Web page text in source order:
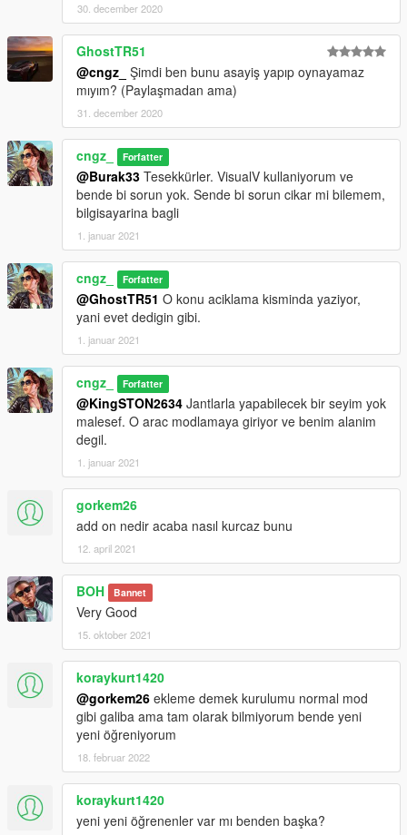
30. december 2020
GhostTR51
@cngz_ Şimdi ben bunu asayiş yapıp oynayamaz
mıyım? (Paylaşmadan ama)
31. december 2020
cngz_ Forfatter
@Burak33 Tesekkürler. VisualV kullaniyorum ve
bende bi sorun yok. Sende bi sorun cikar mi bilemem,
bilgisayarina bagli
1. januar 2021
cngz_ Forfatter
@GhostTR51 O konu aciklama kisminda yaziyor,
yani evet dedigin gibi.
1. januar 2021
cngz_ Forfatter
@KingSTON2634 Jantlarla yapabilecek bir seyim yok
malesef. O arac modlamaya giriyor ve benim alanim
degil.
1. januar 2021
gorkem26
add on nedir acaba nasıl kurcaz bunu
12. april 2021
BOH Bannet
Very Good
15. oktober 2021
koraykurt1420
@gorkem26 ekleme demek kurulumu normal mod
gibi galiba ama tam olarak bilmiyorum bende yeni
yeni öğreniyorum
18. februar 2022
koraykurt1420
yeni yeni öğrenenler var mı benden başka?